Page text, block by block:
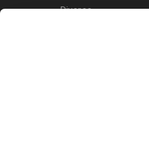
Diverse
Calendarul